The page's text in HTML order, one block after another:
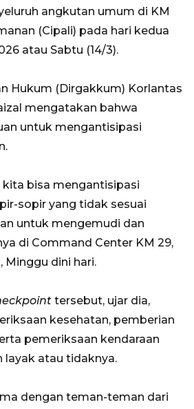
angkutan umum di KM
(Cipali) pada hari kedua
atau Sabtu (14/3).
Hukum (Dirgakkum) Korlantas
mengatakan bahwa
untuk mengantisipasi
kita bisa mengantisipasi
sopir yang tidak sesuai
untuk mengemudi dan
di Command Center KM 29,
Minggu dini hari.
tersebut, ujar dia,
kesehatan, pemberian
pemeriksaan kendaraan
atau tidaknya.
dengan teman-teman dari